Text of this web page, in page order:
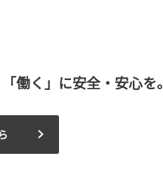
働く」に安全・安心を。